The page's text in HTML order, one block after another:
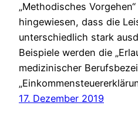
„Methodisches
hingewiesen, dass die
unterschiedlich stark
Beispiele werden die
medizinischer
17. Dezember 2019